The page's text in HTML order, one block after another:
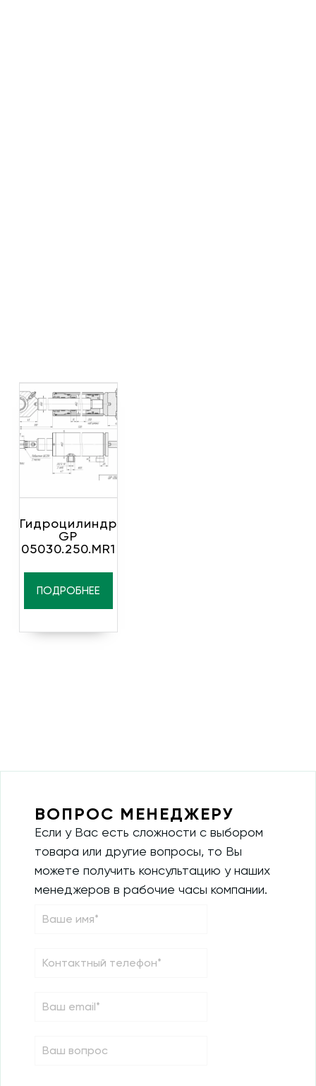
Гидроцилиндр
GP
05030.250.MR1
ПОДРОБНЕЕ
ВОПРОС МЕНЕДЖЕРУ
Если у Вас есть сложности с выбором
товара или другие вопросы, то Вы
можете получить консультацию у наших
менеджеров в рабочие часы компании.